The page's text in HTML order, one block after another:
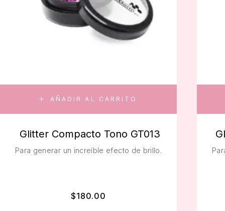
AÑADIR AL CARRITO
Glitter Compacto Tono GT013
Para generar un increíble efecto de brillo.
$180.00